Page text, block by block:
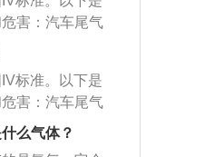
冲程末由喷油
吸气冲程中，
的混合物。活
从汽缸的一端
作一个冲程。
都是对人体有害
统有危害。在N
）的空气中
吸系统失调。
楚它对人体健
NOX在大气环
照射后，产生
。安全气囊系
囊传感器接收
的强度，传感
制器发出信
号后，与其原
达到气囊展开
汽油。这种汽
剂，它不仅无
一氧化碳、氮
会减少。加入
％以下的甲醇
少或者消除C
害：汽车尾气
有上百种不同
有固体悬浮微
、碳氢化合
氧化合物等。
直接危害人体
生活的环境产
标准。以下是
害：汽车尾气
有上百种不同
有固体悬浮微
么气体？